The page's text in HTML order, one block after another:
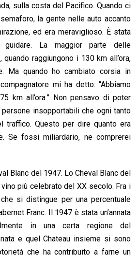
sulla costa del Pacifico. Quando ci
la gente nelle auto accanto
ed era meraviglioso. È stata
La maggior parte delle
raggiungono i 130 km all’ora,
Ma quando ho cambiato corsia in
mi ha detto: “Abbiamo
km all’ora.” Non pensavo di poter
insopportabili che ogni tanto
traffico. Questo per dire quanto era
Se fossi miliardario, ne comprerei
Blanc del 1947. Lo Cheval Blanc del
più celebrato del XX secolo. Fra i
si distingue per una percentuale
Franc. Il 1947 è stata un’annata
in una certa regione del
e quel Chateau insieme si sono
che ha contribuito a farne un